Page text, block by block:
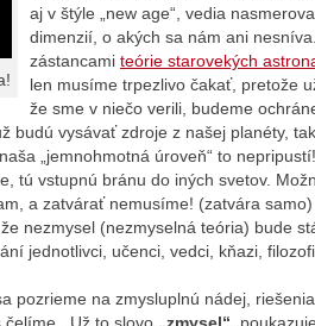
aj v štýle „new age“, vedia
dimenzií, o akých sa nám ani
zástancami teórie starovekých
len musíme trpezlivo čakať, pretože
že sme v niečo verili, budeme
budú vysávať zdroje z našej planéty,
„jemnohmotná úroveň“ to
tú vstupnú bránu do iných svetov.
a zatvárať nemusíme! (zatvára samo)
nezmysel (nezmyselná teória) bude
jednotlivci, učenci, vedci, kňazi,
pozrieme na zmysluplnú nádej,
čelíme. Už to slovo „zmysel“ ,